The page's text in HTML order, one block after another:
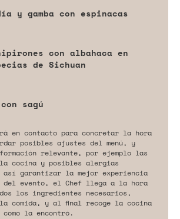
y gamba con espinacas
con albahaca en
de Sichuan
sagú
en contacto para concretar la hora
posibles ajustes del menú, y
relevante, por ejemplo las
cocina y posibles alergias
garantizar la mejor experiencia
evento, el Chef llega a la hora
los ingredientes necesarios,
comida, y al final recoge la cocina
la encontró.